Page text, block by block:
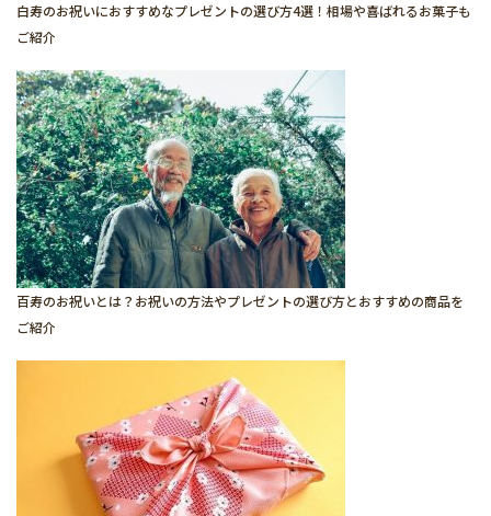
白寿のお祝いにおすすめなプレゼントの選び方4選！相場や喜ばれるお菓子も
ご紹介
百寿のお祝いとは？お祝いの方法やプレゼントの選び方とおすすめの商品を
ご紹介